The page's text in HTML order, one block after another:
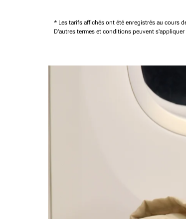
* Les tarifs affichés ont été enregistrés au cours
D'autres termes et conditions peuvent s'appliquer